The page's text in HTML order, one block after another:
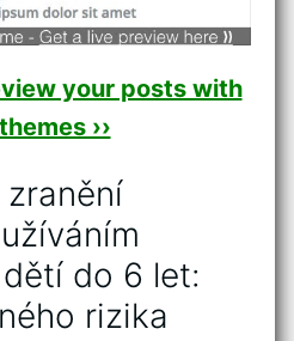
your posts with
››
do ⁢6 let:
rizika